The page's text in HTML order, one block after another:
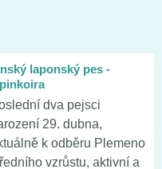
laponský pes -
dva pejsci
29. dubna,
k odběru Plemeno
vzrůstu, aktivní a